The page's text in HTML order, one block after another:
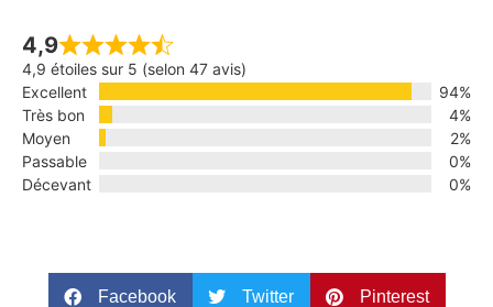
4,9
4,9 étoiles sur 5 (selon 47 avis)
Excellent
94%
Très bon
4%
Moyen
2%
Passable
0%
Décevant
0%
Facebook Twitter Pinterest